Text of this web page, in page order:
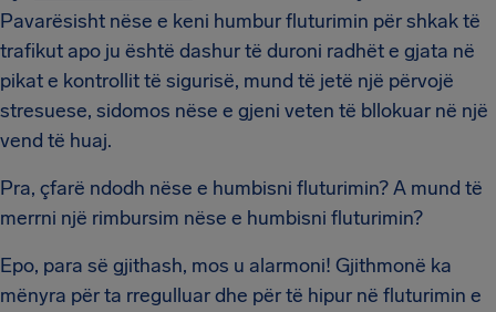
Pavarësisht nëse e keni humbur fluturimin për shkak të
trafikut apo ju është dashur të duroni radhët e gjata në
pikat e kontrollit të sigurisë, mund të jetë një përvojë
stresuese, sidomos nëse e gjeni veten të bllokuar në një
vend të huaj.
Pra, çfarë ndodh nëse e humbisni fluturimin? A mund të
merrni një rimbursim nëse e humbisni fluturimin?
Epo, para së gjithash, mos u alarmoni! Gjithmonë ka
mënyra për ta rregulluar dhe për të hipur në fluturimin e